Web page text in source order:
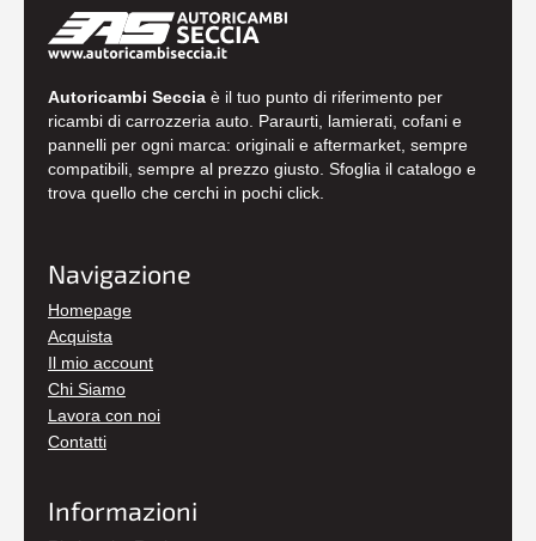
Autoricambi Seccia è il tuo punto di riferimento per
ricambi di carrozzeria auto. Paraurti, lamierati, cofani e
pannelli per ogni marca: originali e aftermarket, sempre
compatibili, sempre al prezzo giusto. Sfoglia il catalogo e
trova quello che cerchi in pochi click.
Navigazione
Homepage
Acquista
Il mio account
Chi Siamo
Lavora con noi
Contatti
Informazioni